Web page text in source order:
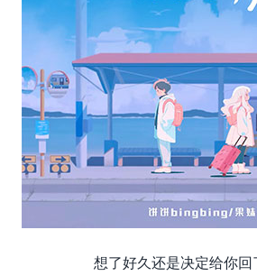
想了好久还是决定给你